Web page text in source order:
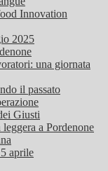
Innovation
2025
una giornata
il passato
Giusti
a Pordenone
aprile